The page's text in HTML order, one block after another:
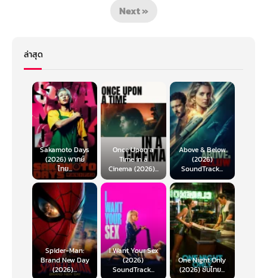
Next »
ล่าสุด
Sakamoto Days
(2026) พากย์
ไทย...
Once Upon a
Time in a
Cinema (2026)...
Above & Below
(2026)
SoundTrack...
Spider-Man:
Brand New Day
(2026)...
I Want Your Sex
(2026)
SoundTrack...
One Night Only
(2026) ซับไทย...